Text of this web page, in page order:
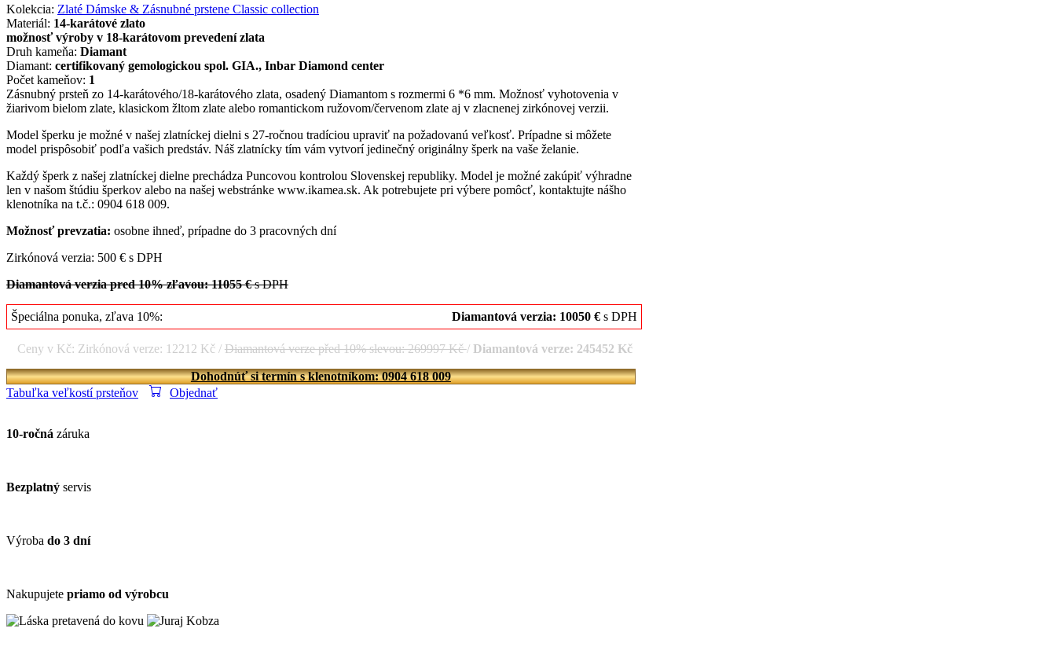
Kolekcia: Zlaté Dámske & Zásnubné prstene Classic collection
Materiál: 14-karátové zlato
možnosť výroby v 18-karátovom prevedení zlata
Druh kameňa: Diamant
Diamant: certifikovaný gemologickou spol. GIA., Inbar Diamond center
Počet kameňov: 1
Zásnubný prsteň zo 14-karátového/18-karátového zlata, osadený Diamantom s rozmermi 6 *6 mm. Možnosť vyhotovenia v
žiarivom bielom zlate, klasickom žltom zlate alebo romantickom ružovom/červenom zlate aj v zlacnenej zirkónovej verzii.
Model šperku je možné v našej zlatníckej dielni s 27-ročnou tradíciou upraviť na požadovanú veľkosť. Prípadne si môžete
model prispôsobiť podľa vašich predstáv. Náš zlatnícky tím vám vytvorí jedinečný originálny šperk na vaše želanie.
Každý šperk z našej zlatníckej dielne prechádza Puncovou kontrolou Slovenskej republiky. Model je možné zakúpiť výhradne
len v našom štúdiu šperkov alebo na našej webstránke www.ikamea.sk. Ak potrebujete pri výbere pomôcť, kontaktujte nášho
klenotníka na t.č.: 0904 618 009.
Možnosť prevzatia: osobne ihneď, prípadne do 3 pracovných dní
Zirkónová verzia: 500 € s DPH
Diamantová verzia pred 10% zľavou: 11055 €s DPH
Špeciálna ponuka, zľava 10%: Diamantová verzia: 10050 €s DPH
Ceny v Kč: Zirkónová verze: 12212 Kč / Diamantová verze před 10% slevou: 269997 Kč/ Diamantová verze: 245452 Kč
Dohodnúť si termín s klenotníkom: 0904 618 009
Tabuľka veľkostí prsteňov
Objednať
10-ročná záruka
Bezplatný servis
Výroba do 3 dní
Nakupujete priamo od výrobcu